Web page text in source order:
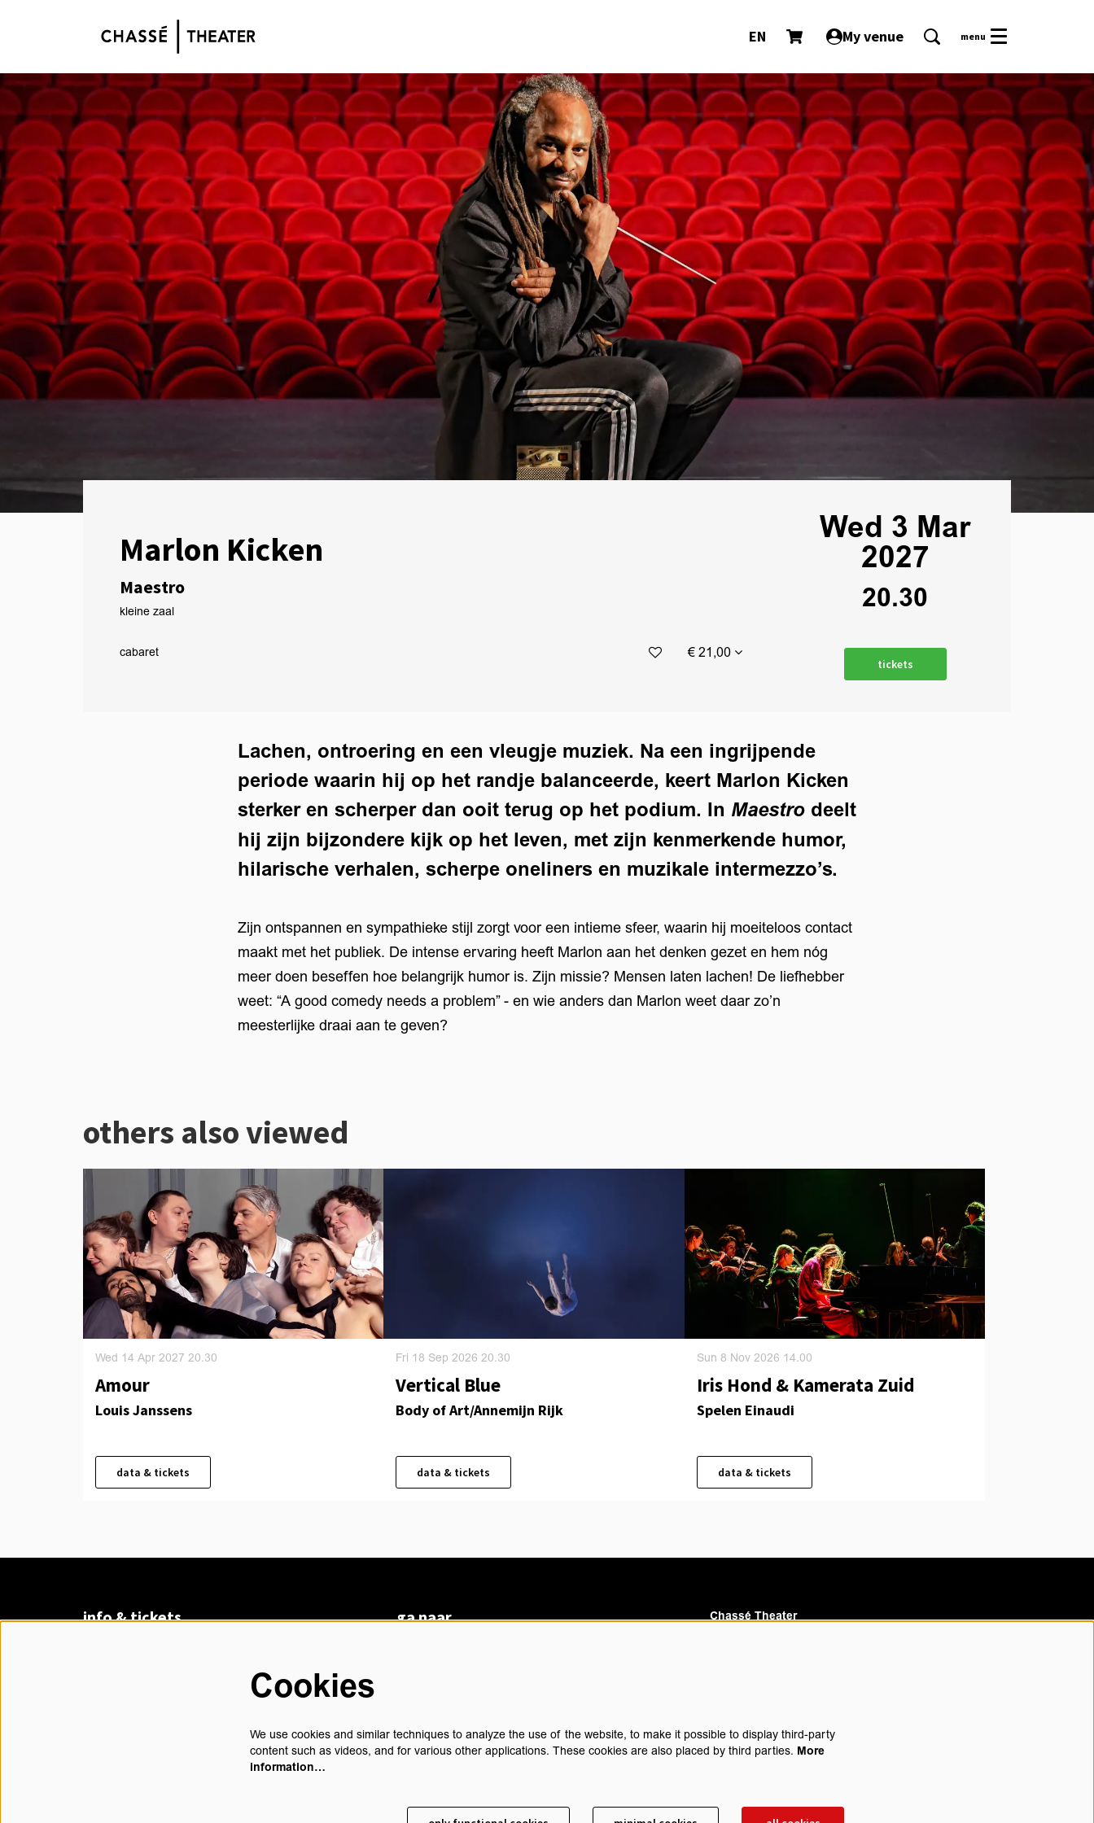
EN My venue menu
Marlon Kicken
Maestro
kleine zaal
cabaret € 21,00
Wed 3 Mar
2027
20.30
tickets
Lachen, ontroering en een vleugje muziek. Na een ingrijpende
periode waarin hij op het randje balanceerde, keert Marlon Kicken
sterker en scherper dan ooit terug op het podium. In Maestro deelt
hij zijn bijzondere kijk op het leven, met zijn kenmerkende humor,
hilarische verhalen, scherpe oneliners en muzikale intermezzo’s.
Zijn ontspannen en sympathieke stijl zorgt voor een intieme sfeer, waarin hij moeiteloos contact
maakt met het publiek. De intense ervaring heeft Marlon aan het denken gezet en hem nóg
meer doen beseffen hoe belangrijk humor is. Zijn missie? Mensen laten lachen! De liefhebber
weet: “A good comedy needs a problem” - en wie anders dan Marlon weet daar zo’n
meesterlijke draai aan te geven?
others also viewed
Amour
Louis Janssens
Wed 14 Apr 2027 20.30
data & tickets
Vertical Blue
Body of Art/Annemijn Rijk
Fri 18 Sep 202620.30
data & tickets
Iris Hond & Kamerata Zuid
Spelen Einaudi
Sun 8 Nov 2026 14.00
data & tickets
info & tickets ga naar
privacyverklaring
cookieverklaring
contact
Chassé Theater
Cookies
We use cookies and similar techniques to analyze the use of the website, to make it possible to display third-party
content such as videos, and for various other applications. These cookies are also placed by third parties. More
information…